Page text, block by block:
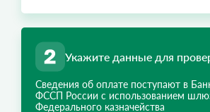
Укажите данные для
Сведения об оплате поступают в
ФССП России с использованием
Федерального казначейства